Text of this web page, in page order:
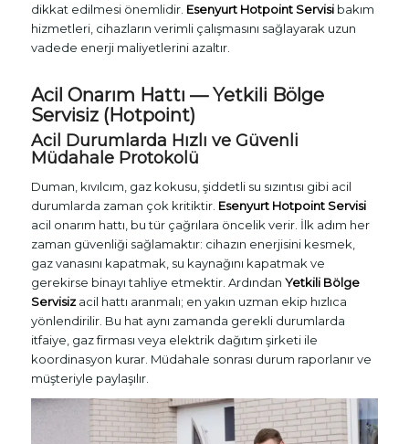
dikkat edilmesi önemlidir. Esenyurt Hotpoint Servisibakım
hizmetleri, cihazların verimli çalışmasını sağlayarak uzun
vadede enerji maliyetlerini azaltır.
Acil Onarım Hattı — Yetkili Bölge
Servisiz (Hotpoint)
Acil Durumlarda Hızlı ve Güvenli
Müdahale Protokolü
Duman, kıvılcım, gaz kokusu, şiddetli su sızıntısı gibi acil
durumlarda zaman çok kritiktir. Esenyurt Hotpoint Servisi
acil onarım hattı, bu tür çağrılara öncelik verir. İlk adım her
zaman güvenliği sağlamaktır: cihazın enerjisini kesmek,
gaz vanasını kapatmak, su kaynağını kapatmak ve
gerekirse binayı tahliye etmektir. Ardından Yetkili Bölge
Servisizacil hattı aranmalı; en yakın uzman ekip hızlıca
yönlendirilir. Bu hat aynı zamanda gerekli durumlarda
itfaiye, gaz firması veya elektrik dağıtım şirketi ile
koordinasyon kurar. Müdahale sonrası durum raporlanır ve
müşteriyle paylaşılır.